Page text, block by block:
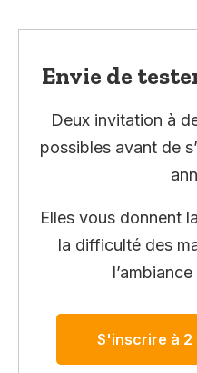
Envie de
Deux invitation à
possibles avant de
Elles vous donnent
la difficulté des
S'inscrire à